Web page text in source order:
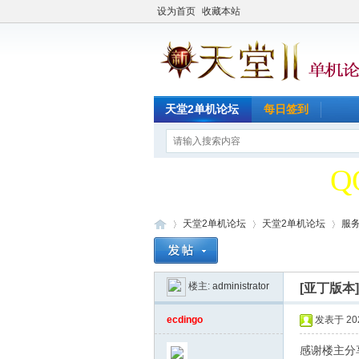
设为首页 收藏本站
天堂2单机论坛 每日签到
»
天堂2单机论坛
›
天堂2单机论坛 服
楼主: administrator [亚丁版
ecdingo 发表于
感谢楼主分